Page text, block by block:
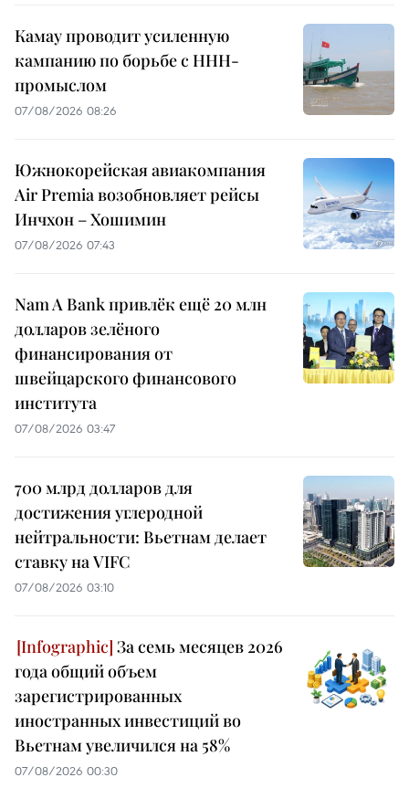
Камау проводит усиленную
кампанию по борьбе с ННН-
промыслом
07/08/2026 08:26
Южнокорейская авиакомпания
Air Premia возобновляет рейсы
Инчхон – Хошимин
07/08/2026 07:43
Nam A Bank привлёк ещё 20 млн
долларов зелёного
финансирования от
швейцарского финансового
института
07/08/2026 03:47
700 млрд долларов для
достижения углеродной
нейтральности: Вьетнам делает
ставку на VIFC
07/08/2026 03:10
За семь месяцев 2026
года общий объем
зарегистрированных
иностранных инвестиций во
Вьетнам увеличился на 58%
07/08/2026 00:30